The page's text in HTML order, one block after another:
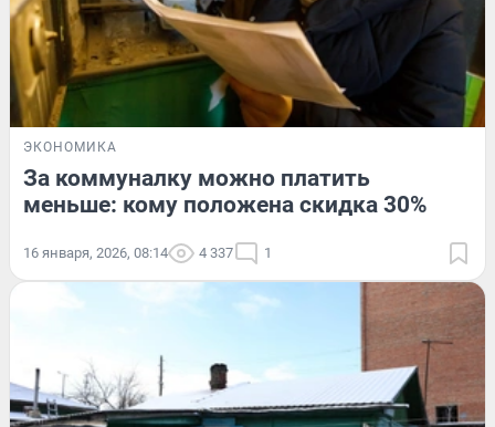
ЭКОНОМИКА
За коммуналку можно платить
меньше: кому положена скидка 30%
16 января, 2026, 08:14 4 337 1